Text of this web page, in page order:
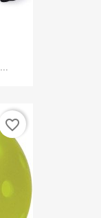
favorite_border